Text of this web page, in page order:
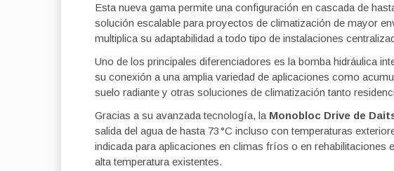
Esta nueva gama permite una configuración en cascada de
solución escalable para proyectos de climatización de mayor
multiplica su adaptabilidad a todo tipo de instalaciones
Uno de los principales diferenciadores es la bomba hidráulica
su conexión a una amplia variedad de aplicaciones como
suelo radiante y otras soluciones de climatización tanto
Gracias a su avanzada tecnología, la Monobloc Drive de
salida del agua de hasta 73 °C incluso con temperaturas
indicada para aplicaciones en climas fríos o en rehabilitaciones
alta temperatura existentes.